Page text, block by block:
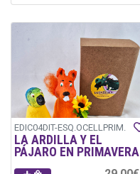
EDIC04DIT-ESQ.OCELLPRIM.
LA ARDILLA Y EL
PÁJARO EN PRIMAVERA